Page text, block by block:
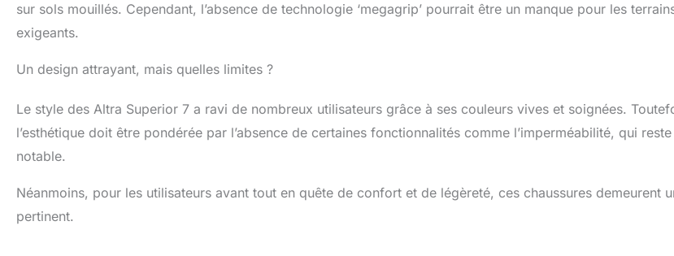
sur sols mouillés. Cependant, l’absence de technologie ‘megagrip’ pourrait être un manque pour les
exigeants.
Un design attrayant, mais quelles limites ?
Le style des Altra Superior 7 a ravi de nombreux utilisateurs grâce à ses couleurs vives et soignées.
l’esthétique doit être pondérée par l’absence de certaines fonctionnalités comme l’imperméabilité, qui
notable.
Néanmoins, pour les utilisateurs avant tout en quête de confort et de légèreté, ces chaussures demeurent
pertinent.